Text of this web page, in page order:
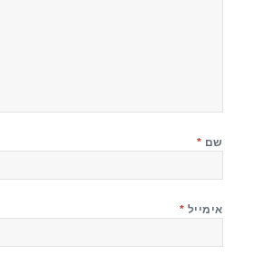
שם *
אימייל *